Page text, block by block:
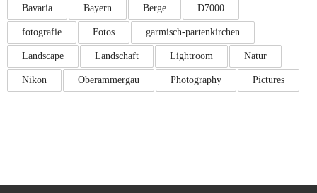
Bavaria Bayern Berge D7000
fotografie Fotos garmisch-partenkirchen
Landscape Landschaft Lightroom Natur
Nikon Oberammergau Photography Pictures